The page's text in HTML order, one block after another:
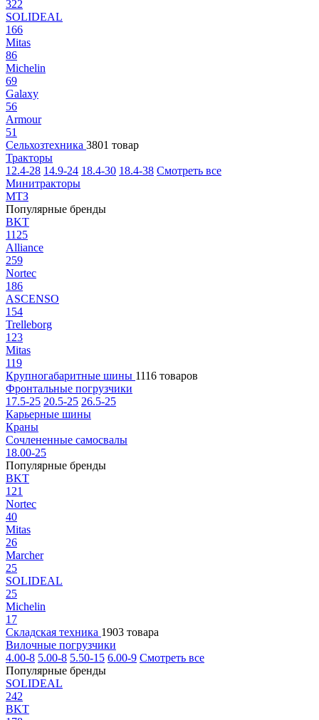
322
SOLIDEAL
166
Mitas
86
Michelin
69
Galaxy
56
Armour
51
Сельхозтехника 3801 товар
Тракторы
12.4-28 14.9-24 18.4-30 18.4-38 Смотреть все
Минитракторы
МТЗ
Популярные бренды
BKT
1125
Alliance
259
Nortec
186
ASCENSO
154
Trelleborg
123
Mitas
119
Крупногабаритные шины 1116 товаров
Фронтальные погрузчики
17.5-25 20.5-25 26.5-25
Карьерные шины
Краны
Сочлененные самосвалы
18.00-25
Популярные бренды
BKT
121
Nortec
40
Mitas
26
Marcher
25
SOLIDEAL
25
Michelin
17
Складская техника 1903 товара
Вилочные погрузчики
4.00-8 5.00-8 5.50-15 6.00-9 Смотреть все
Популярные бренды
SOLIDEAL
242
BKT